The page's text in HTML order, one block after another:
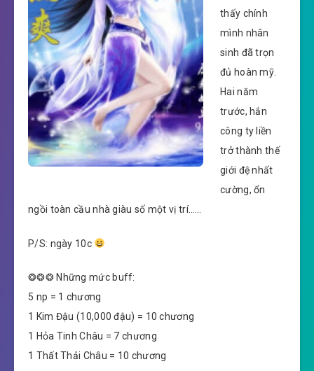
thấy chính
mình nhân
sinh đã trọn
đủ hoàn mỹ.
Hai năm
trước, hắn
công ty liền
trở thành thế
giới đệ nhất
cường, ổn
ngồi toàn cầu nhà giàu số một vị trí……
P/S: ngày 10c
❂❂❂ Những mức buff:
5 np = 1 chương
1 Kim Đậu (10,000 đậu) = 10 chương
1 Hỏa Tinh Châu = 7 chương
1 Thất Thải Châu = 10 chương